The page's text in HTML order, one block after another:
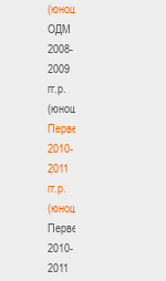
(юноши)
ОДМ
2008-
2009
гг.р.
(юноши)
Первенство
2010-
2011
гг.р.
(юноши)
Первенство
2010-
2011